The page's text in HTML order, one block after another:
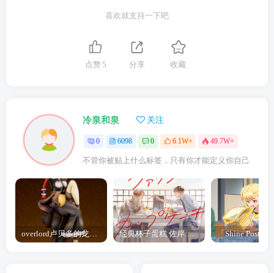
喜欢就支持一下吧
点赞 5 分享 收藏
冷泉和泉 关注
0 6098 0 6.1W+ 49.7W+
不管你被贴上什么标签，只有你才能定义你自己
overlord卢贝多的龙王谁厉害 「Overlord」露普斯蕾琪娜·贝塔手办开订 经典杯子蛋糕 佐岸 漫画「经典杯子蛋糕」宣布真人日剧化